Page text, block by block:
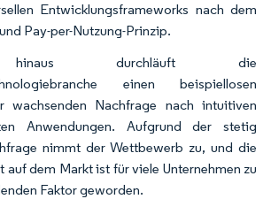
Entwicklungsframeworks nach dem
Pay-per-Nutzung-Prinzip.
hinaus durchläuft die
einen beispiellosen
wachsenden Nachfrage nach intuitiven
Anwendungen. Aufgrund der stetig
nimmt der Wettbewerb zu, und die
dem Markt ist für viele Unternehmen zu
Faktor geworden.